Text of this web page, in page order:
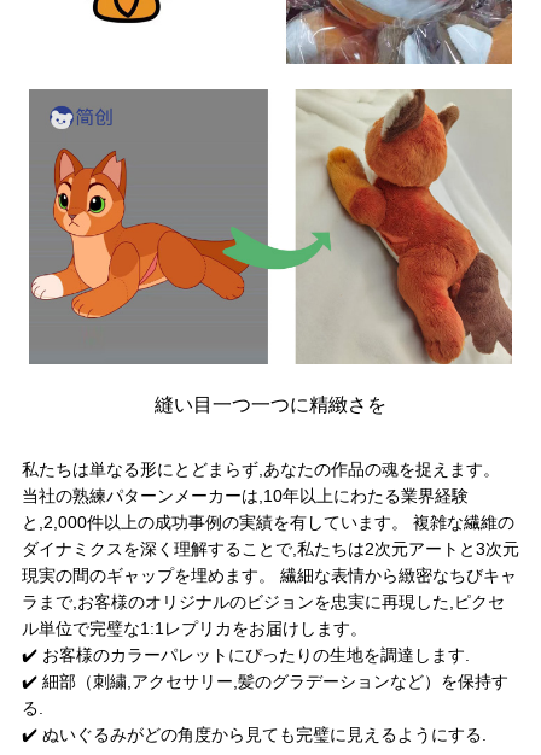
縫い目一つ一つに精緻さを
私たちは単なる形にとどまらず,あなたの作品の魂を捉えます。
当社の熟練パターンメーカーは,10年以上にわたる業界経験
と,2,000件以上の成功事例の実績を有しています。 複雑な繊維の
ダイナミクスを深く理解することで,私たちは2次元アートと3次元
現実の間のギャップを埋めます。 繊細な表情から緻密なちびキャ
ラまで,お客様のオリジナルのビジョンを忠実に再現した,ピクセ
ル単位で完璧な1:1レプリカをお届けします。
✔️ お客様のカラーパレットにぴったりの生地を調達します.
✔️ 細部（刺繍,アクセサリー,髪のグラデーションなど）を保持す
る.
✔️ ぬいぐるみがどの角度から見ても完璧に見えるようにする.